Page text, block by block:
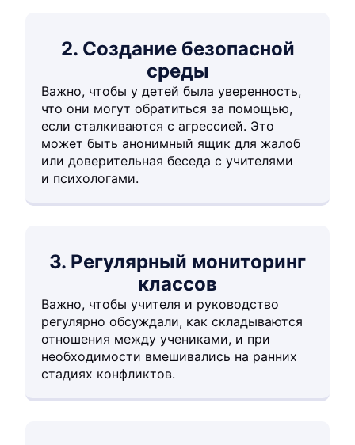
2. Создание безопасной
среды
Важно, чтобы у детей была уверенность,
что они могут обратиться за помощью,
если сталкиваются с агрессией. Это
может быть анонимный ящик для жалоб
или доверительная беседа с учителями
и психологами.
3. Регулярный мониторинг
классов
Важно, чтобы учителя и руководство
регулярно обсуждали, как складываются
отношения между учениками, и при
необходимости вмешивались на ранних
стадиях конфликтов.